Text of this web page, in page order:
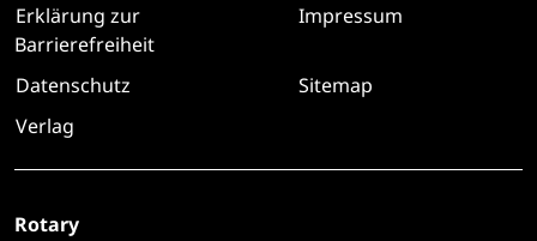
Erklärung zur
Barrierefreiheit
Impressum
Datenschutz
Sitemap
Verlag
Rotary